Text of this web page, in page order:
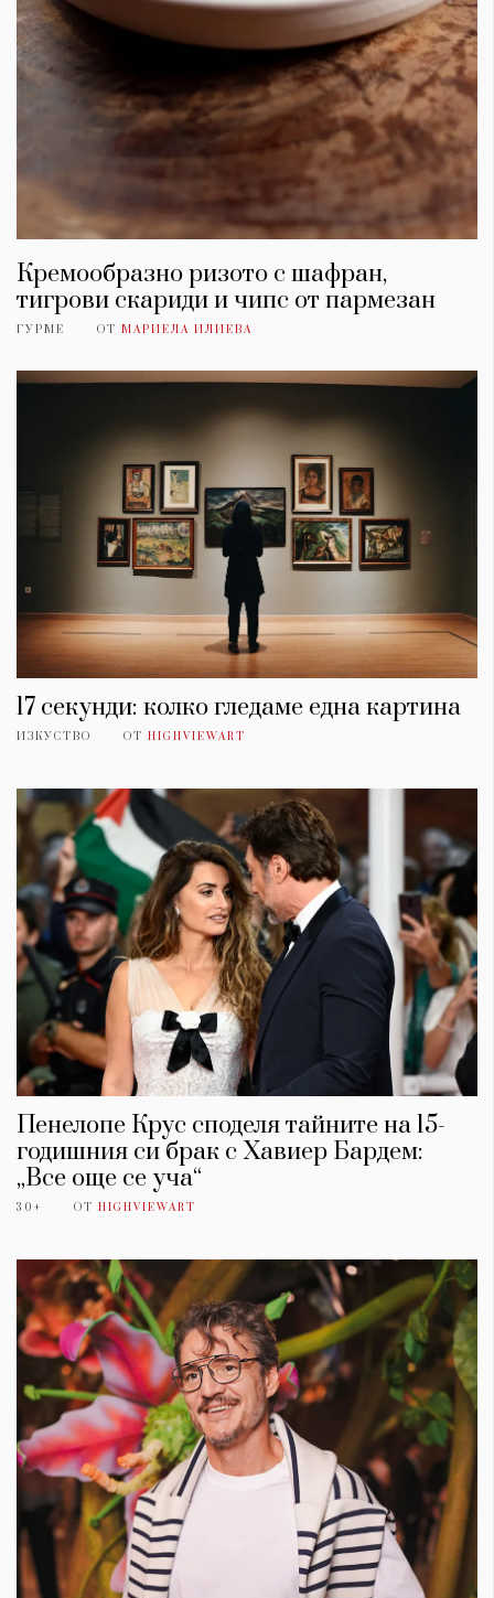
Кремообразно ризото с шафран,
тигрови скариди и чипс от пармезан
ГУРМЕ ОТ МАРИЕЛА ИЛИЕВА
17 секунди: колко гледаме една картина
ИЗКУСТВО ОТ HIGHVIEWART
Пенелопе Крус споделя тайните на 15-
годишния си брак с Хавиер Бардем:
„Все още се уча“
30+ ОТ HIGHVIEWART